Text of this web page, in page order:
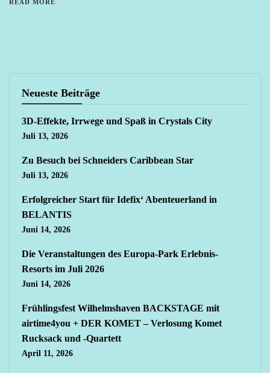
READ MORE
Neueste Beiträge
3D-Effekte, Irrwege und Spaß in Crystals City
Juli 13, 2026
Zu Besuch bei Schneiders Caribbean Star
Juli 13, 2026
Erfolgreicher Start für Idefix‘ Abenteuerland in
BELANTIS
Juni 14, 2026
Die Veranstaltungen des Europa-Park Erlebnis-
Resorts im Juli 2026
Juni 14, 2026
Frühlingsfest Wilhelmshaven BACKSTAGE mit
airtime4you + DER KOMET – Verlosung Komet
Rucksack und -Quartett
April 11, 2026